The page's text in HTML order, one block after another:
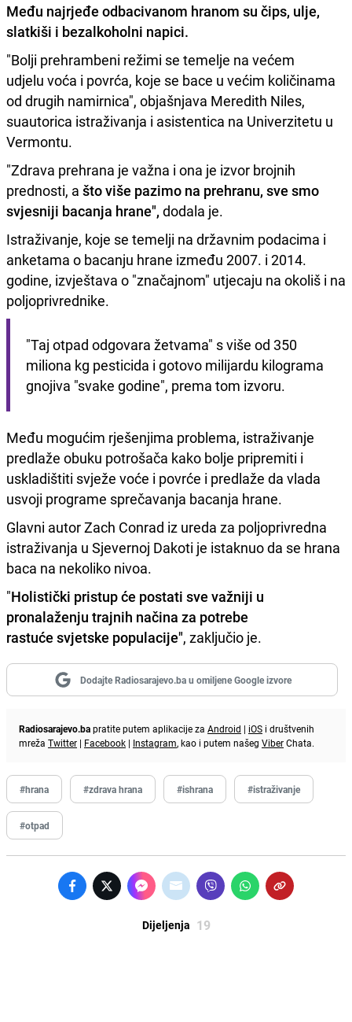
Među najrjeđe odbacivanom hranom su čips, ulje,
slatkiši i bezalkoholni napici.
"Bolji prehrambeni režimi se temelje na većem
udjelu voća i povrća, koje se bace u većim količinama
od drugih namirnica", objašnjava Meredith Niles,
suautorica istraživanja i asistentica na Univerzitetu u
Vermontu.
"Zdrava prehrana je važna i ona je izvor brojnih
prednosti, a što više pazimo na prehranu, sve smo
svjesniji bacanja hrane", dodala je.
Istraživanje, koje se temelji na državnim podacima i
anketama o bacanju hrane između 2007. i 2014.
godine, izvještava o "značajnom" utjecaju na okoliš i na
poljoprivrednike.
"Taj otpad odgovara žetvama" s više od 350
miliona kg pesticida i gotovo milijardu kilograma
gnojiva "svake godine", prema tom izvoru.
Među mogućim rješenjima problema, istraživanje
predlaže obuku potrošača kako bolje pripremiti i
uskladištiti svježe voće i povrće i predlaže da vlada
usvoji programe sprečavanja bacanja hrane.
Glavni autor Zach Conrad iz ureda za poljoprivredna
istraživanja u Sjevernoj Dakoti je istaknuo da se hrana
baca na nekoliko nivoa.
"Holistički pristup će postati sve važniji u
pronalaženju trajnih načina za potrebe
rastuće svjetske populacije", zaključio je.
Dodajte Radiosarajevo.ba u omiljene Google izvore
Radiosarajevo.bapratite putem aplikacije za Android | iOS i društvenih
mreža Twitter | Facebook | Instagram, kao i putem našeg ViberChata.
#hrana #zdrava hrana #ishrana #istraživanje
#otpad
Dijeljenja 19